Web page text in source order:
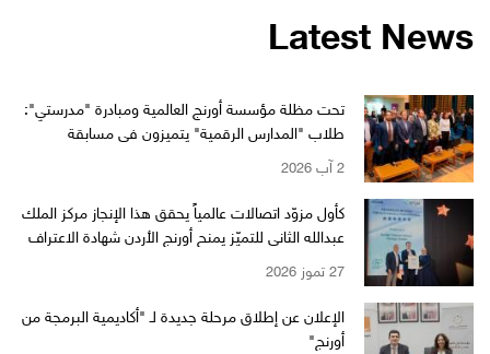
Latest News
تحت مظلة مؤسسة أورنج العالمية ومبادرة "مدرستي":
طلاب "المدارس الرقمية" يتميزون في مسابقة
2 آب 2026
كأول مزوّد اتصالات عالمياً يحقق هذا الإنجاز مركز الملك
عبدالله الثاني للتميّز يمنح أورنج الأردن شهادة الاعتراف
27 تموز 2026
الإعلان عن إطلاق مرحلة جديدة لـ "أكاديمية البرمجة من
أورنج"